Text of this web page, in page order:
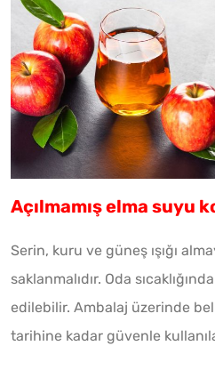
Açılmamış elma suyu
Serin, kuru ve güneş ışığı
saklanmalıdır. Oda
edilebilir. Ambalaj üzerinde
tarihine kadar güvenle